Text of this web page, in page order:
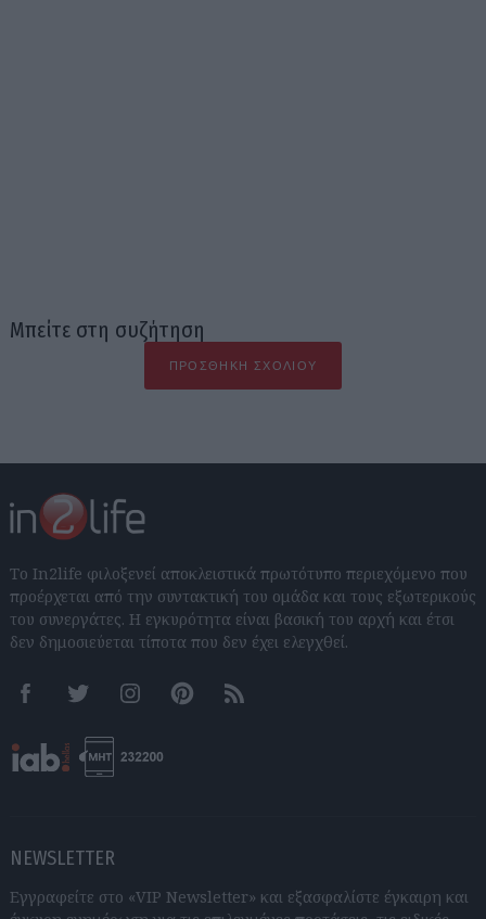
Μπείτε στη συζήτηση
ΠΡΟΣΘΉΚΗ ΣΧΟΛΊΟΥ
Το In2life φιλοξενεί αποκλειστικά πρωτότυπο περιεχόμενο που
προέρχεται από την συντακτική του ομάδα και τους εξωτερικούς
του συνεργάτες. Η εγκυρότητα είναι βασική του αρχή και έτσι
δεν δημοσιεύεται τίποτα που δεν έχει ελεγχθεί.
FacebookTwitter InstagramPinterestRSS feeds
NEWSLETTER
Εγγραφείτε στο «VIP Newsletter» και εξασφαλίστε έγκαιρη και